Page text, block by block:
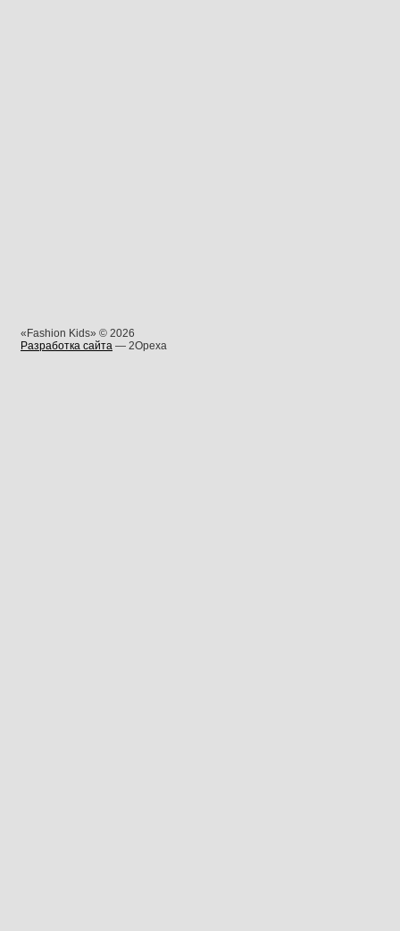
«Fashion Kids» © 2026
Разработка сайта — 2Opexa